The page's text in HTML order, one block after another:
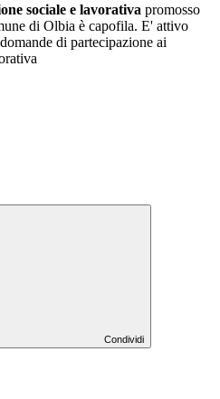
sociale e lavorativa promosso
di Olbia è capofila. E' attivo
di partecipazione ai
Condividi